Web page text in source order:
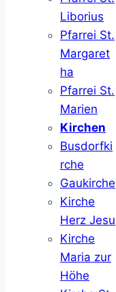
Liborius
Pfarrei St.
Margaret
ha
Pfarrei St.
Marien
Kirchen
Busdorfki
rche
Gaukirche
Kirche
Herz Jesu
Kirche
Maria zur
Höhe